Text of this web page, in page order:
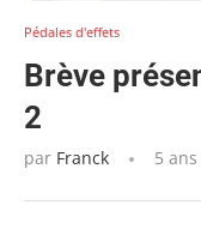
Pédales d'effets
Brève
2
par Franck 5